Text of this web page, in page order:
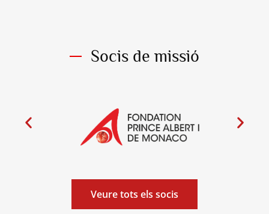
Socis de missió
Veure tots els socis